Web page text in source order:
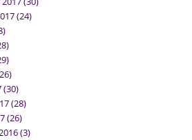
(24)
(30)
(28)
(26)
(3)